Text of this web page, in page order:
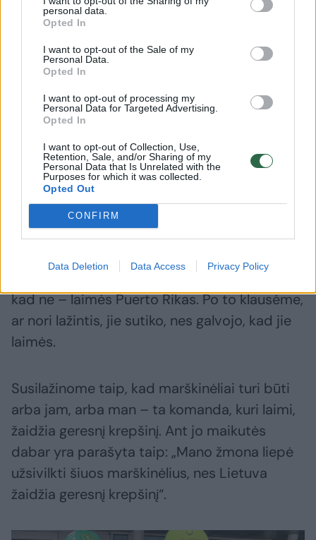
personal data.
Opted In
I want to opt-out of the Sale of my
Personal Data.
Opted In
I want to opt-out of processing my
Personal Data for Targeted Advertising.
Opted In
I want to opt-out of Collection, Use,
Retention, Sale, and/or Sharing of my
Personal Data that Is Unrelated with the
Purposes for which it was collected.
Opted Out
CONFIRM
Data Deletion Data Access Privacy Policy
Smagus dalykas ir tas, kad vietinė lietuvė
Laura su savo vyru prieš gerus 12 metų
susilažino su savo vyru, kuris dabar vilki
simbolizuojančius tai, kad kalbinta lietuvė
prieš savo vyrą laimėjo lažybas.
„Lažybos buvo tokios, kad tuomet, kai žaidė
Puerto Rikas prieš Lietuvą Venesueloje, mes
sėdėjome pas draugus namie Puerto Rike, o
kadangi aš esu didelė krepšinio fanė... mes
pradėjome pyktis su vyrais, kad mes
kad ne – laimės Puerto Rikas. Po to klausėme,
ar nori lažintis, jie sutiko, nes galvojo, kad jie
laimės.
Susilažinome taip, kad marškinėliai turi būti
arba jam, arba man – ta komanda, kuri laimi,
žaidžia geresnį krepšinį. Ant jo maikutės
dabar yra parašyta taip: „Mano žmona liepė
užsivilkti šiuos marškinėlius, nes Lietuva
žaidžia geresnį krepšinį“.